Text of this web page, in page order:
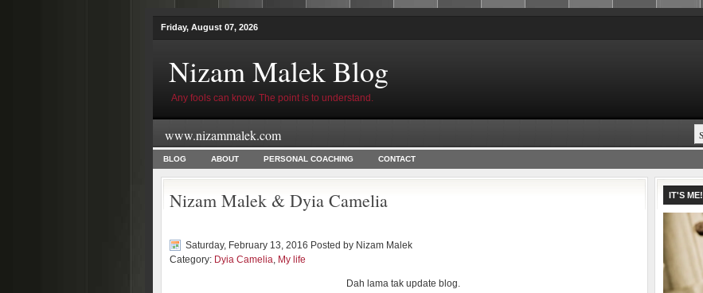
Friday, August 07, 2026
Nizam Malek Blog
Any fools can know. The point is to understand.
www.nizammalek.com
BLOG ABOUT PERSONAL COACHING CONTACT
Nizam Malek & Dyia Camelia
Saturday, February 13, 2016 Posted by Nizam Malek
Category: Dyia Camelia, My life
Dah lama tak update blog.
IT'S ME!